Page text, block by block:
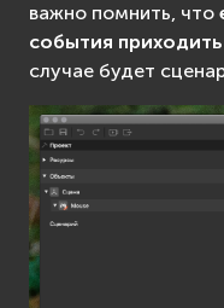
важно помнить, что
события
случае будет